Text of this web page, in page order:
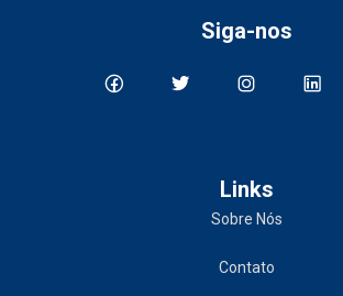
Siga-nos
Links
Sobre Nós
Contato